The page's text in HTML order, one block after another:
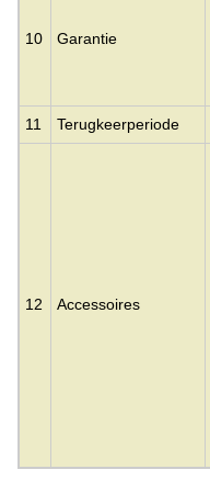
10 Garantie
11 Terugkeerperiode
12 Accessoires